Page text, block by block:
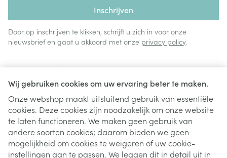
Wij gebruiken cookies om uw ervaring beter te maken.
Onze webshop maakt uitsluitend gebruik van essentiële
cookies. Deze cookies zijn noodzakelijk om onze website
te laten functioneren. We maken geen gebruik van
andere soorten cookies; daarom bieden we geen
mogelijkheid om cookies te weigeren of uw cookie-
instellingen aan te passen. We leggen dit in detail uit in
Inschrijven
Door op inschrijven te klikken, schrijft u zich in voor onze
nieuwsbrief en gaat u akkoord met onze privacy policy.
Juridische links